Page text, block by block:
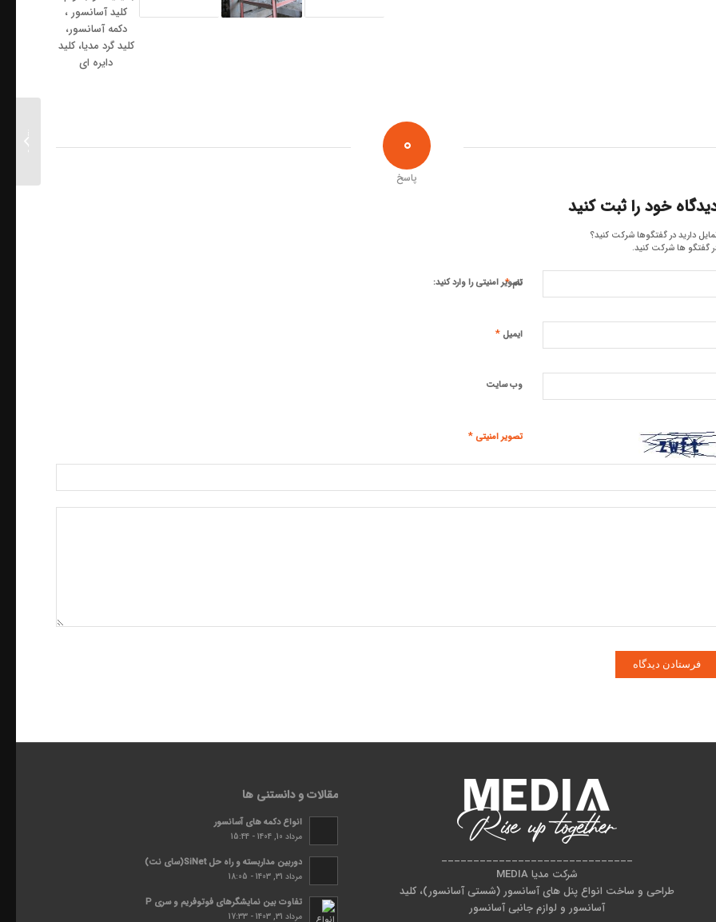
0
پاسخ
خود را ثبت کنید
دارید در گفتگوها شرکت کنید؟
گفتگو ها شرکت کنید.
نام*
ایمیل*
وب‌ سایت
تصویر امنیتی*
تصویر امنیتی را وارد کنید:
______________________________
شرکت مدیا MEDIA
طراحی و ساخت انواع پنل های آسانسور (شستی آسانسور)، کلید
آسانسور و لوازم جانبی آسانسور
مقالات و دانستنی ها
انواع دکمه های آسانسور
مرداد 10, 1404 - 15:44
دوربین مداربسته و راه حل SiNet(سای نت)
مرداد 31, 1403 - 18:05
تفاوت بین نمایشگرهای فوتوفریم و سری P
مرداد 31, 1403 - 17:33
آسانسور
برانکارد